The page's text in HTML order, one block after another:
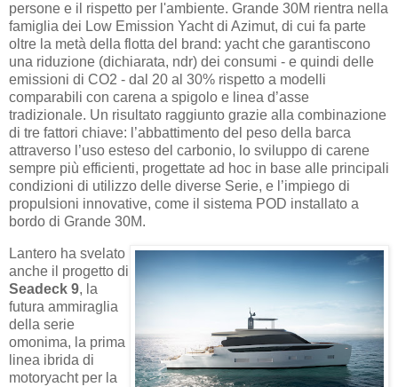
persone e il rispetto per l'ambiente. Grande 30M rientra nella
famiglia dei Low Emission Yacht di Azimut, di cui fa parte
oltre la metà della flotta del brand: yacht che garantiscono
una riduzione (dichiarata, ndr) dei consumi - e quindi delle
emissioni di CO2 - dal 20 al 30% rispetto a modelli
comparabili con carena a spigolo e linea d’asse
tradizionale. Un risultato raggiunto grazie alla combinazione
di tre fattori chiave: l’abbattimento del peso della barca
attraverso l’uso esteso del carbonio, lo sviluppo di carene
sempre più efficienti, progettate ad hoc in base alle principali
condizioni di utilizzo delle diverse Serie, e l’impiego di
propulsioni innovative, come il sistema POD installato a
bordo di Grande 30M.
Lantero ha svelato
anche il progetto di
Seadeck 9, la
futura ammiraglia
della serie
omonima, la prima
linea ibrida di
motoryacht per la